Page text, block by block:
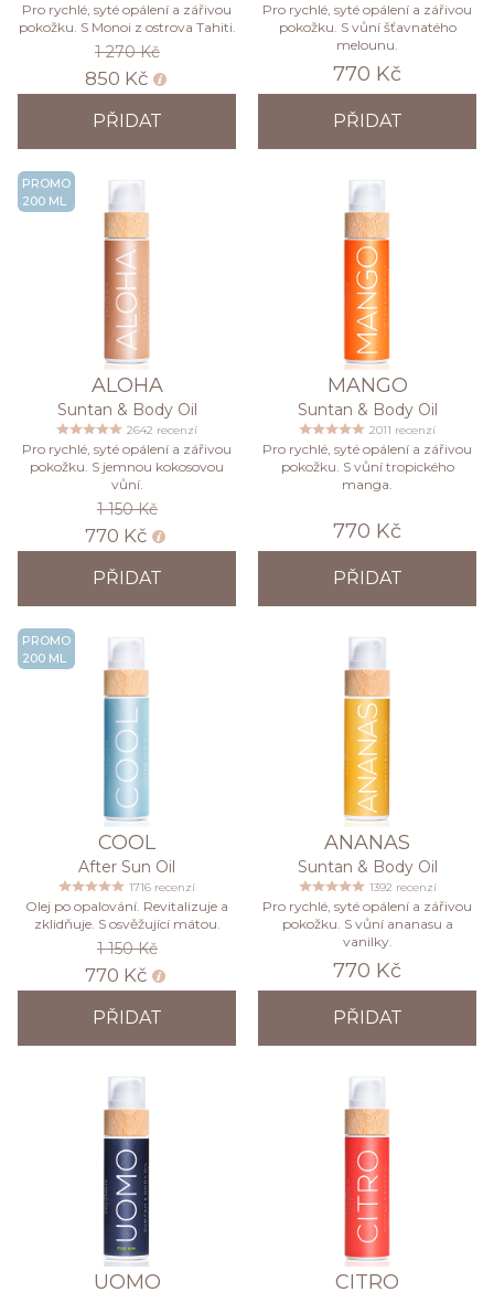
Pro rychlé, syté opálení a zářivou
pokožku. S Monoi z ostrova Tahiti.
1 270 Kč
850 Kč
PŘIDAT
Pro rychlé, syté opálení a zářivou
pokožku. S vůní šťavnatého
melounu.
770 Kč
PŘIDAT
PROMO
200 ML
ALOHA
Suntan & Body Oil
2642 recenzí
Pro rychlé, syté opálení a zářivou
pokožku. S jemnou kokosovou
vůní.
1 150 Kč
770 Kč
PŘIDAT
MANGO
Suntan & Body Oil
2011 recenzí
Pro rychlé, syté opálení a zářivou
pokožku. S vůní tropického
manga.
770 Kč
PŘIDAT
PROMO
200 ML
COOL
After Sun Oil
1716 recenzí
Olej po opalování. Revitalizuje a
zklidňuje. S osvěžující mátou.
1 150 Kč
770 Kč
PŘIDAT
ANANAS
Suntan & Body Oil
1392 recenzí
Pro rychlé, syté opálení a zářivou
pokožku. S vůní ananasu a
vanilky.
770 Kč
PŘIDAT
UOMO CITRO